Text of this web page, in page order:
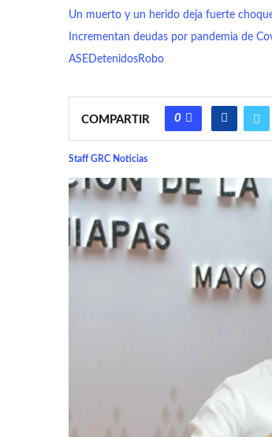
Un muerto y un herido deja fuerte
Incrementan deudas por pandemia de
ASEDetenidosRobo
COMPARTIR 0
Staff GRC Noticias